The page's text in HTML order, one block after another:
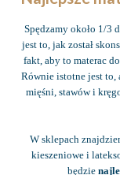
Spędzamy około 1/3
jest to, jak został
fakt, aby to materac
Równie istotne jest to,
mięśni, stawów i
W sklepach
kieszeniowe i
będzie